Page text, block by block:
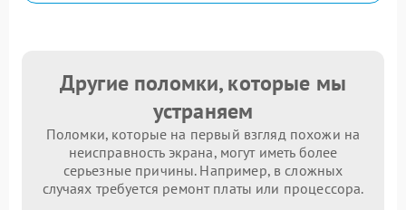
Другие поломки, которые мы
устраняем
Поломки, которые на первый взгляд похожи на
неисправность экрана, могут иметь более
серьезные причины. Например, в сложных
случаях требуется ремонт платы или процессора.